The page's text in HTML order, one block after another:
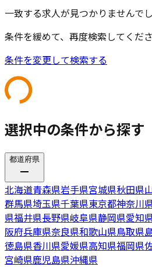
一致する求人が見つかりませんで
条件を緩めて、再度検索してくださ
条件を変更して検索する
選択中の条件から探す
都道府県
北海道青森県岩手県宮城県秋田県
群馬県埼玉県千葉県東京都神奈川
県福井県長野県岐阜県静岡県愛知
阪府兵庫県奈良県和歌山県鳥取県
徳島県香川県愛媛県高知県福岡県
宮崎県鹿児島県沖縄県